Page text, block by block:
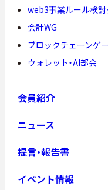
web3事業ルール検討
会計WG
ブロックチェーンゲ
ウォレット・AI部会
会員紹介
ニュース
提言・報告書
イベント情報